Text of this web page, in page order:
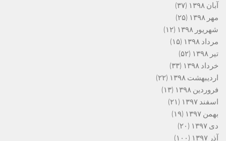
آبان ۱۳۹۸
(۳۷)
مهر ۱۳۹۸
(۲۵)
شهریور ۱۳۹۸
(۱۲)
مرداد ۱۳۹۸
(۱۵)
تیر ۱۳۹۸
(۵۲)
خرداد ۱۳۹۸
(۳۳)
اردیبهشت ۱۳۹۸
(۲۲)
فروردین ۱۳۹۸
(۱۳)
اسفند ۱۳۹۷
(۲۱)
بهمن ۱۳۹۷
(۱۹)
دی ۱۳۹۷
(۲۰)
آذر ۱۳۹۷
(۱۰۰)